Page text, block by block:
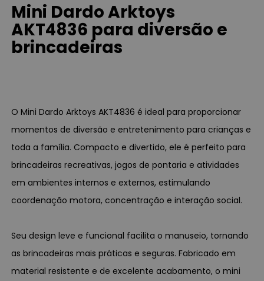
Mini Dardo Arktoys
AKT4836 para diversão e
brincadeiras
O Mini Dardo Arktoys AKT4836 é ideal para proporcionar
momentos de diversão e entretenimento para crianças e
toda a família. Compacto e divertido, ele é perfeito para
brincadeiras recreativas, jogos de pontaria e atividades
em ambientes internos e externos, estimulando
coordenação motora, concentração e interação social.
Seu design leve e funcional facilita o manuseio, tornando
as brincadeiras mais práticas e seguras. Fabricado em
material resistente e de excelente acabamento, o mini